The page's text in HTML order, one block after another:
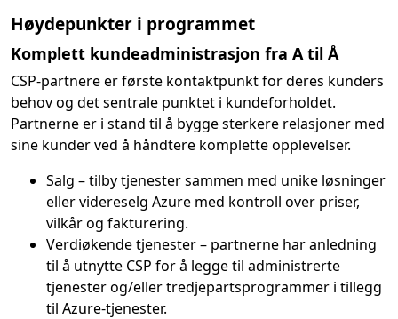
Høydepunkter i programmet
Komplett kundeadministrasjon fra A til Å
CSP-partnere er første kontaktpunkt for deres kunders
behov og det sentrale punktet i kundeforholdet.
Partnerne er i stand til å bygge sterkere relasjoner med
sine kunder ved å håndtere komplette opplevelser.
Salg – tilby tjenester sammen med unike løsninger
eller videreselg Azure med kontroll over priser,
vilkår og fakturering.
Verdiøkende tjenester – partnerne har anledning
til å utnytte CSP for å legge til administrerte
tjenester og/eller tredjepartsprogrammer i tillegg
til Azure-tjenester.